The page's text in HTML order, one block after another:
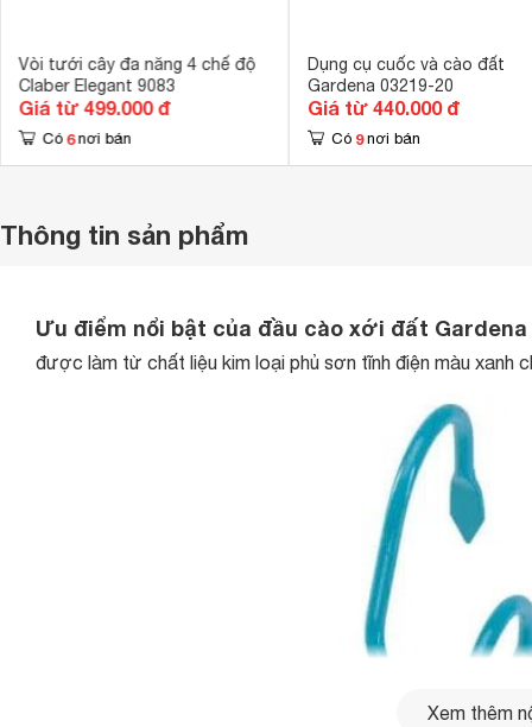
Vòi tưới cây đa năng 4 chế độ
Claber Elegant 9083
Giá từ 499.000 đ
Có 6 nơi bán
Dụng cụ cuốc và cào đất
Gardena 03219-20
Giá từ 440.000 đ
Có 9 nơi bán
Thông tin sản phẩm
Ưu điểm nổi bật của đầu cào xới đất Gardena
được làm từ chất liệu kim loại phủ sơn tĩnh điện màu xanh
Xem thêm